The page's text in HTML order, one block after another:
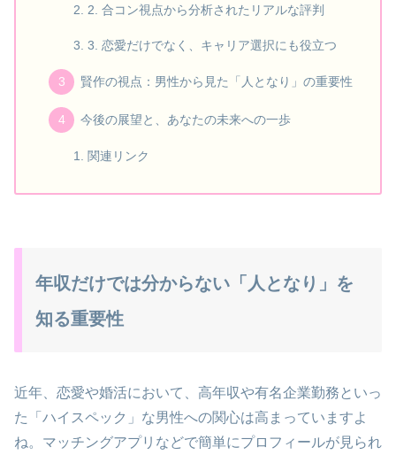
2. 合コン視点から分析されたリアルな評判
3. 恋愛だけでなく、キャリア選択にも役立つ
賢作の視点：男性から見た「人となり」の重要性
今後の展望と、あなたの未来への一歩
関連リンク
年収だけでは分からない「人となり」を
知る重要性
近年、恋愛や婚活において、高年収や有名企業勤務といっ
た「ハイスペック」な男性への関心は高まっていますよ
ね。マッチングアプリなどで簡単にプロフィールが見られ